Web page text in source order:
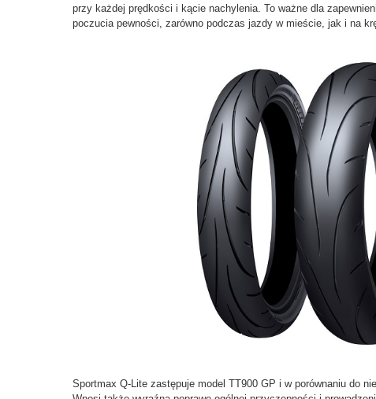
przy każdej prędkości i kącie nachylenia. To ważne dla
poczucia pewności, zarówno podczas jazdy w mieście, jak i na
Sportmax Q-Lite zastępuje model TT900 GP i w porównaniu do